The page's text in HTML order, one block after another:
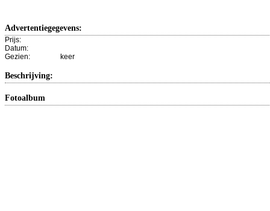
Advertentiegegevens:
Prijs:
Datum:
Gezien:
keer
Beschrijving:
Fotoalbum